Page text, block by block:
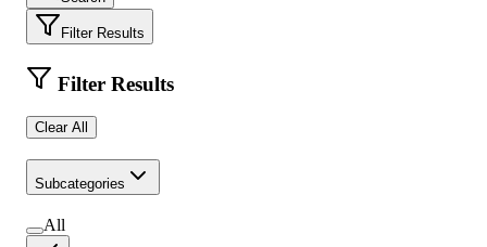
Filter Results
Filter Results
Clear All
Subcategories
All